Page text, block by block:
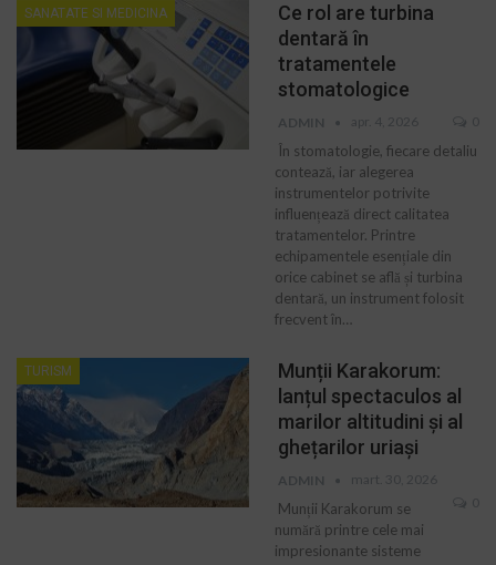
SANATATE SI MEDICINA
Ce rol are turbina
dentară în
tratamentele
stomatologice
ADMIN apr. 4, 2026 0
În stomatologie, fiecare detaliu
contează, iar alegerea
instrumentelor potrivite
influențează direct calitatea
tratamentelor. Printre
echipamentele esențiale din
orice cabinet se află și turbina
dentară, un instrument folosit
frecvent în…
TURISM
Munții Karakorum:
lanțul spectaculos al
marilor altitudini și al
ghețarilor uriași
ADMIN
mart. 30, 2026
0
Munții Karakorum se
numără printre cele mai
impresionante sisteme